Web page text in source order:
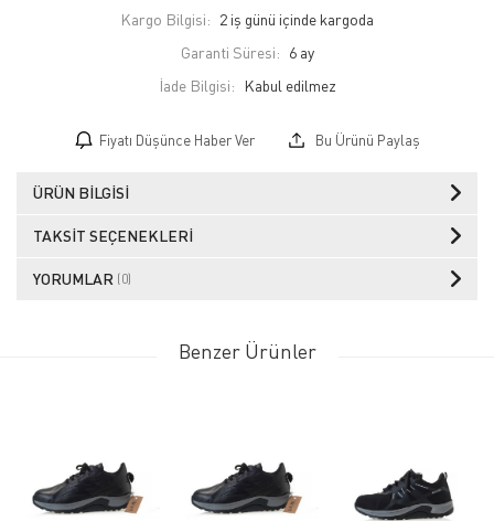
Kargo Bilgisi: 2 iş günü içinde kargoda
Garanti Süresi: 6 ay
İade Bilgisi:
Fiyatı Düşünce Haber Ver Bu Ürünü Paylaş
ÜRÜN BILGISI
TAKSIT SEÇENEKLERI
YORUMLAR (0)
Benzer Ürünler